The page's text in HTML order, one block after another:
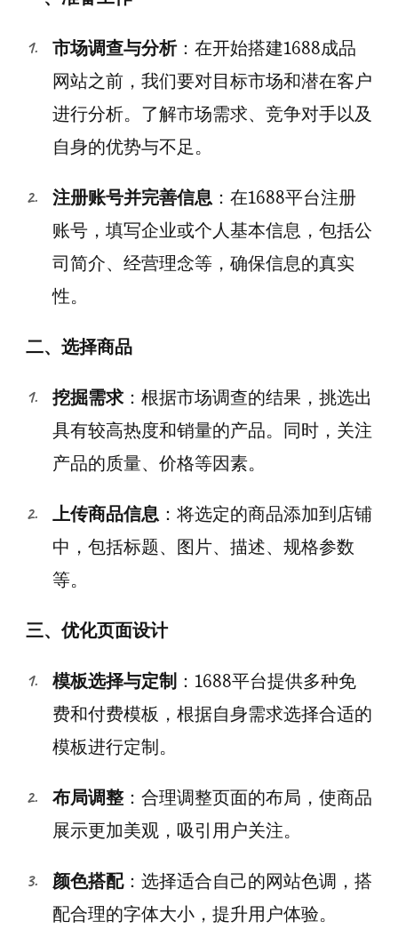
市场调查与分析：在开始搭建1688成品
网站之前，我们要对目标市场和潜在客户
进行分析。了解市场需求、竞争对手以及
自身的优势与不足。
注册账号并完善信息 ：在1688平台注册
账号，填写企业或个人基本信息，包括公
司简介、经营理念等，确保信息的真实
性。
二、选择商品
挖掘需求：根据市场调查的结果，挑选出
具有较高热度和销量的产品。同时，关注
产品的质量、价格等因素。
上传商品信息 ：将选定的商品添加到店铺
中，包括标题、图片、描述、规格参数
等。
三、优化页面设计
模板选择与定制 ：1688平台提供多种免
费和付费模板，根据自身需求选择合适的
模板进行定制。
布局调整：合理调整页面的布局，使商品
展示更加美观，吸引用户关注。
颜色搭配：选择适合自己的网站色调，搭
配合理的字体大小，提升用户体验。